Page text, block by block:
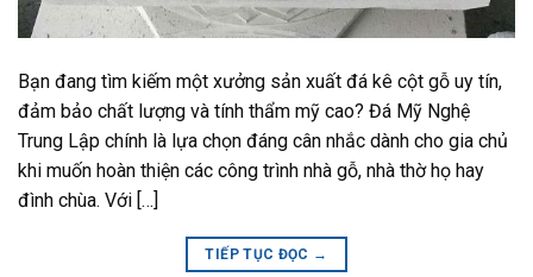
Bạn đang tìm kiếm một xưởng sản xuất đá kê cột gỗ uy tín,
đảm bảo chất lượng và tính thẩm mỹ cao? Đá Mỹ Nghệ
Trung Lập chính là lựa chọn đáng cân nhắc dành cho gia chủ
khi muốn hoàn thiện các công trình nhà gỗ, nhà thờ họ hay
đình chùa. Với […]
TIẾP TỤC ĐỌC →